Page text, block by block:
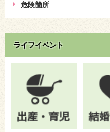
危険箇所
ライフイベント